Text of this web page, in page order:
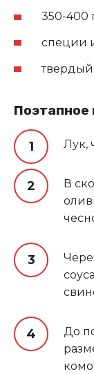
350-400
специи
Поэтапное
Лук,
В
До